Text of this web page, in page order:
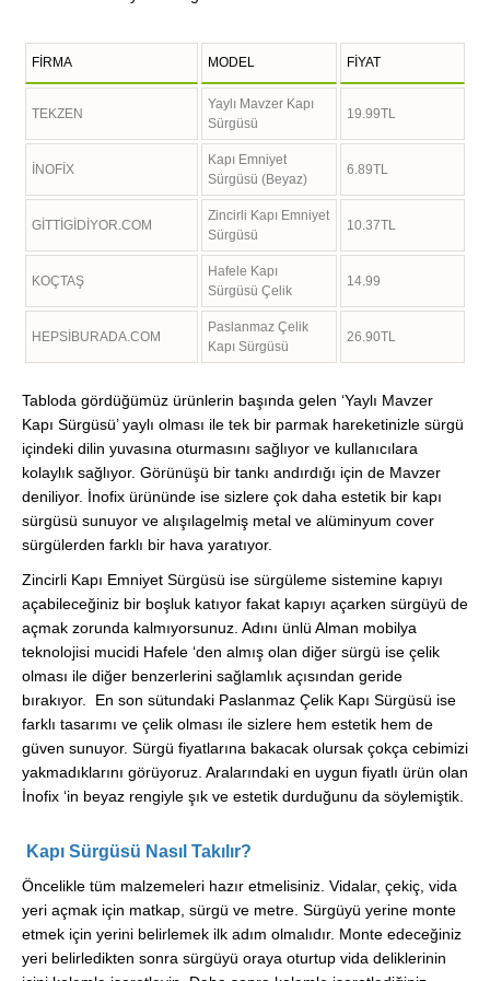
FİRMA MODEL FİYAT
TEKZEN
Yaylı Mavzer Kapı
Sürgüsü
19.99TL
İNOFİX
Kapı Emniyet
Sürgüsü (Beyaz)
6.89TL
GİTTİGİDİYOR.COM
Zincirli Kapı Emniyet
Sürgüsü
10.37TL
KOÇTAŞ
Hafele Kapı
Sürgüsü Çelik
14.99
HEPSİBURADA.COM
Paslanmaz Çelik
Kapı Sürgüsü
26.90TL
Tabloda gördüğümüz ürünlerin başında gelen ‘Yaylı Mavzer
Kapı Sürgüsü’ yaylı olması ile tek bir parmak hareketinizle sürgü
içindeki dilin yuvasına oturmasını sağlıyor ve kullanıcılara
kolaylık sağlıyor. Görünüşü bir tankı andırdığı için de Mavzer
deniliyor. İnofix ürününde ise sizlere çok daha estetik bir kapı
sürgüsü sunuyor ve alışılagelmiş metal ve alüminyum cover
sürgülerden farklı bir hava yaratıyor.
Zincirli Kapı Emniyet Sürgüsü ise sürgüleme sistemine kapıyı
açabileceğiniz bir boşluk katıyor fakat kapıyı açarken sürgüyü de
açmak zorunda kalmıyorsunuz. Adını ünlü Alman mobilya
teknolojisi mucidi Hafele ‘den almış olan diğer sürgü ise çelik
olması ile diğer benzerlerini sağlamlık açısından geride
bırakıyor. En son sütundaki Paslanmaz Çelik Kapı Sürgüsü ise
farklı tasarımı ve çelik olması ile sizlere hem estetik hem de
güven sunuyor. Sürgü fiyatlarına bakacak olursak çokça cebimizi
yakmadıklarını görüyoruz. Aralarındaki en uygun fiyatlı ürün olan
İnofix ‘in beyaz rengiyle şık ve estetik durduğunu da söylemiştik.
Kapı Sürgüsü Nasıl Takılır?
Öncelikle tüm malzemeleri hazır etmelisiniz. Vidalar, çekiç, vida
yeri açmak için matkap, sürgü ve metre. Sürgüyü yerine monte
etmek için yerini belirlemek ilk adım olmalıdır. Monte edeceğiniz
yeri belirledikten sonra sürgüyü oraya oturtup vida deliklerinin